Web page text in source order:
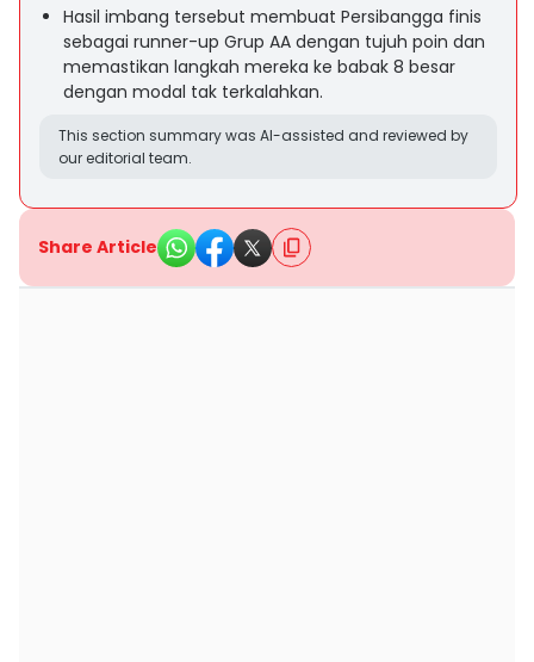
Hasil imbang tersebut membuat Persibangga finis
sebagai runner-up Grup AA dengan tujuh poin dan
memastikan langkah mereka ke babak 8 besar
dengan modal tak terkalahkan.
This section summary was AI-assisted and reviewed by
our editorial team.
Share Article